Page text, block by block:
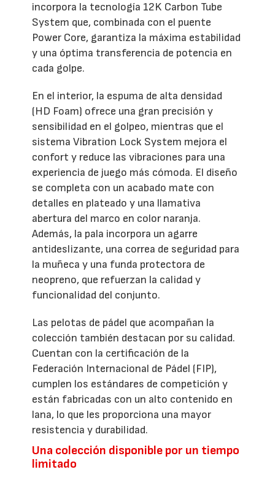
incorpora la tecnología 12K Carbon Tube
System que, combinada con el puente
Power Core, garantiza la máxima estabilidad
y una óptima transferencia de potencia en
cada golpe.
En el interior, la espuma de alta densidad
(HD Foam) ofrece una gran precisión y
sensibilidad en el golpeo, mientras que el
sistema Vibration Lock System mejora el
confort y reduce las vibraciones para una
experiencia de juego más cómoda. El diseño
se completa con un acabado mate con
detalles en plateado y una llamativa
abertura del marco en color naranja.
Además, la pala incorpora un agarre
antideslizante, una correa de seguridad para
la muñeca y una funda protectora de
neopreno, que refuerzan la calidad y
funcionalidad del conjunto.
Las pelotas de pádel que acompañan la
colección también destacan por su calidad.
Cuentan con la certificación de la
Federación Internacional de Pádel (FIP),
cumplen los estándares de competición y
están fabricadas con un alto contenido en
lana, lo que les proporciona una mayor
resistencia y durabilidad.
Una colección disponible por un tiempo
limitado